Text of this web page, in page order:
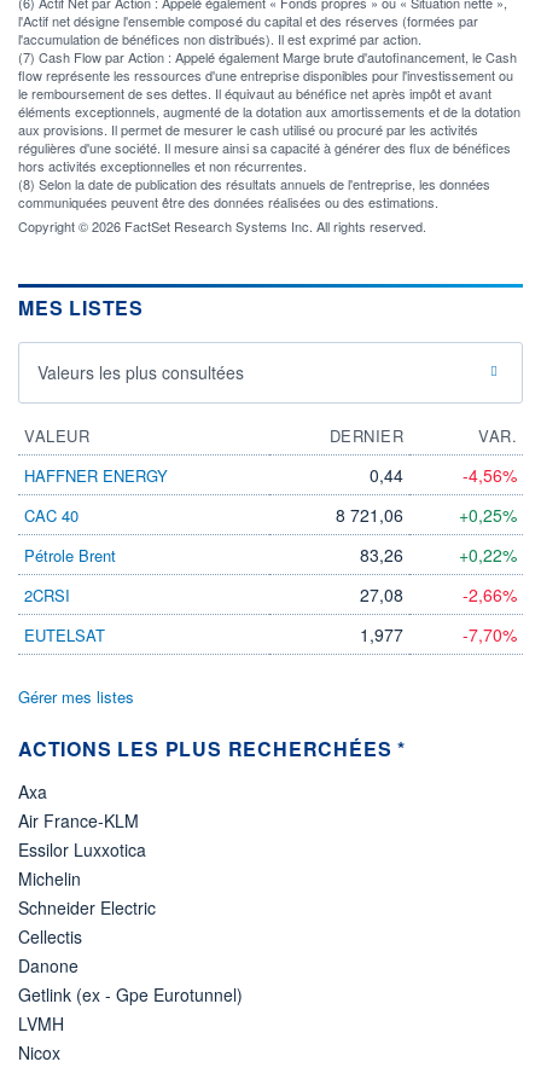
l'Actif net désigne l'ensemble composé du capital et des réserves (formées par
l'accumulation de bénéfices non distribués). Il est exprimé par action.
(7) Cash Flow par Action : Appelé également Marge brute d'autofinancement, le Cash
flow représente les ressources d'une entreprise disponibles pour l'investissement ou
le remboursement de ses dettes. Il équivaut au bénéfice net après impôt et avant
éléments exceptionnels, augmenté de la dotation aux amortissements et de la dotation
aux provisions. Il permet de mesurer le cash utilisé ou procuré par les activités
régulières d'une société. Il mesure ainsi sa capacité à générer des flux de bénéfices
hors activités exceptionnelles et non récurrentes.
(8) Selon la date de publication des résultats annuels de l'entreprise, les données
communiquées peuvent être des données réalisées ou des estimations.
Copyright © 2026 FactSet Research Systems Inc. All rights reserved.
MES LISTES
Valeurs les plus consultées
VALEUR DERNIER
VAR.
HAFFNER ENERGY
0,44 -4,56%
CAC 40 8 721,06 +0,25%
Pétrole Brent 83,26 +0,22%
2CRSI 27,08 -2,66%
EUTELSAT 1,977 -7,70%
Gérer mes listes
ACTIONS LES PLUS RECHERCHÉES *
Axa
Air France-KLM
Essilor Luxxotica
Michelin
Schneider Electric
Cellectis
Danone
Getlink (ex - Gpe Eurotunnel)
LVMH
Nicox